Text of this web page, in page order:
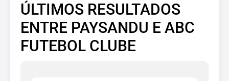
ÚLTIMOS RESULTADOS
ENTRE PAYSANDU E ABC
FUTEBOL CLUBE